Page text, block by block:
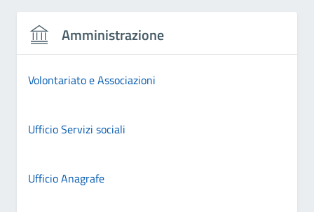
Amministrazione
Volontariato e Associazioni
Ufficio Servizi sociali
Ufficio Anagrafe